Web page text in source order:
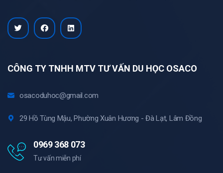
CÔNG TY TNHH MTV TƯ VẤN DU HỌC OSACO
osacoduhoc@gmail.com
29 Hồ Tùng Mậu, Phường Xuân Hương - Đà Lạt, Lâm Đồng
0969 368 073
Tư vấn miễn phí